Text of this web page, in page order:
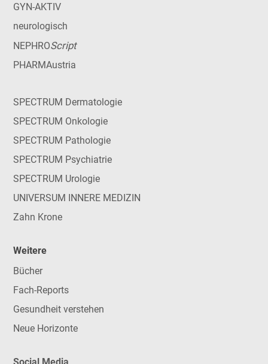
GYN-AKTIV
neurologisch
NEPHROScript
PHARMAustria
SPECTRUM Dermatologie
SPECTRUM Onkologie
SPECTRUM Pathologie
SPECTRUM Psychiatrie
SPECTRUM Urologie
UNIVERSUM INNERE MEDIZIN
Zahn Krone
Weitere
Bücher
Fach-Reports
Gesundheit verstehen
Neue Horizonte